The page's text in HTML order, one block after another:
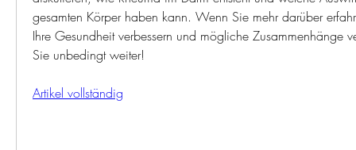
gesamten Körper haben kann. Wenn Sie mehr darüber
Ihre Gesundheit verbessern und mögliche Zusammenhänge
Sie unbedingt weiter!
Artikel vollständig